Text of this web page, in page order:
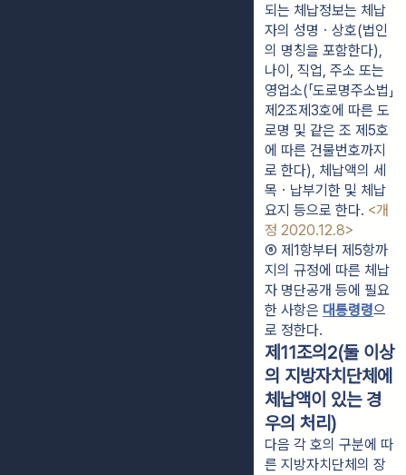
되는 체납정보는 체납
자의 성명ㆍ상호(법인
의 명칭을 포함한다),
나이, 직업, 주소 또는
영업소(「도로명주소법」
제2조제3호에 따른 도
로명 및 같은 조 제5호
에 따른 건물번호까지
로 한다), 체납액의 세
목ㆍ납부기한 및 체납
요지 등으로 한다. <개
정 2020.12.8>
⑥ 제1항부터 제5항까
지의 규정에 따른 체납
자 명단공개 등에 필요
한 사항은 대통령령으
로 정한다.
제11조의2(둘 이상
의 지방자치단체에
체납액이 있는 경
우의 처리)
다음 각 호의 구분에 따
른 지방자치단체의 장